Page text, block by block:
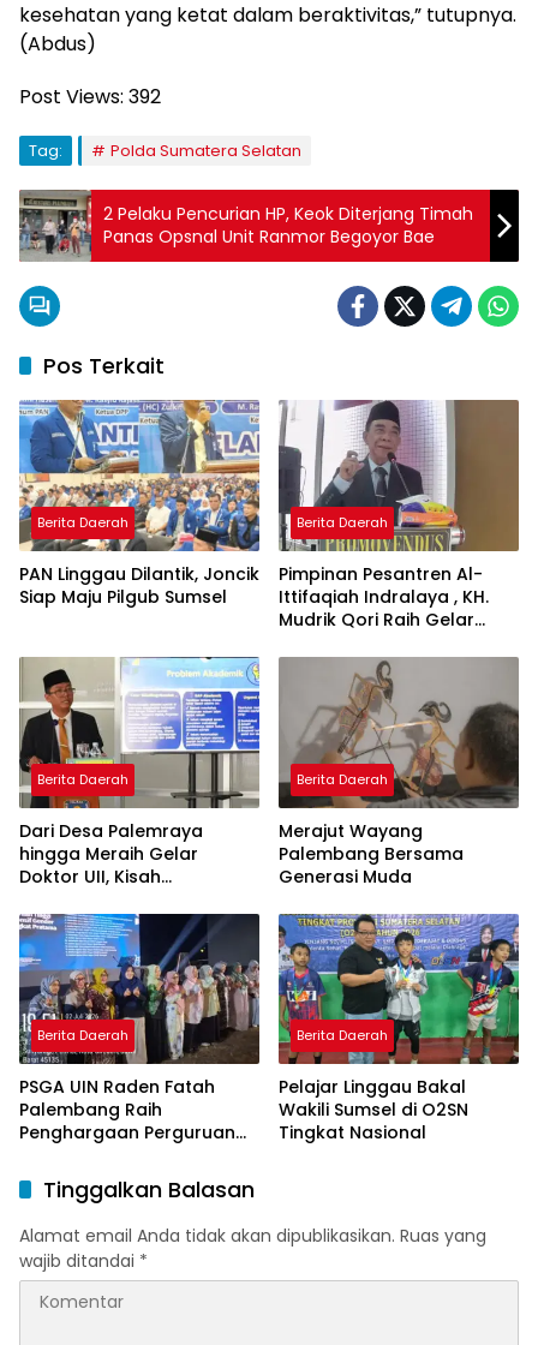
kesehatan yang ketat dalam beraktivitas,” tutupnya.
(Abdus)
Post Views: 392
Tag: Polda Sumatera Selatan
2 Pelaku Pencurian HP, Keok Diterjang Timah
Panas Opsnal Unit Ranmor Begoyor Bae
Pos Terkait
Berita Daerah
PAN Linggau Dilantik, Joncik
Siap Maju Pilgub Sumsel
Berita Daerah
Pimpinan Pesantren Al-
Ittifaqiah Indralaya , KH.
Mudrik Qori Raih Gelar
Model Pembelajaran
Nagham Al-Qur’an di UMM
Berita Daerah
Dari Desa Palemraya
hingga Meraih Gelar
Doktor UII, Kisah
Yogyakarta yang Pernah
Menjadi Driver Taksi Online
Berita Daerah
Merajut Wayang
Palembang Bersama
Generasi Muda
Berita Daerah
PSGA UIN Raden Fatah
Palembang Raih
Penghargaan Perguruan
Peringkat Pratama
Berita Daerah
Pelajar Linggau Bakal
Wakili Sumsel di O2SN
Tingkat Nasional
Tinggalkan Balasan
Alamat email Anda tidak akan dipublikasikan. Ruas yang
wajib ditandai *